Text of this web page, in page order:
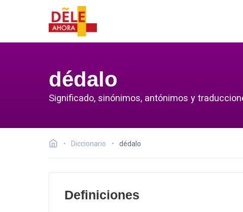
dédalo
Significado, sinónimos, antónimos y
Diccionario dédalo
Definiciones